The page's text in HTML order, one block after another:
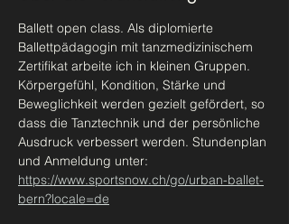
Ballett open class. Als diplomierte
Ballettpädagogin mit tanzmedizinischem
Zertifikat arbeite ich in kleinen Gruppen.
Körpergefühl, Kondition, Stärke und
Beweglichkeit werden gezielt gefördert, so
dass die Tanztechnik und der persönliche
Ausdruck verbessert werden. Stundenplan
und Anmeldung unter:
https://www.sportsnow.ch/go/urban-ballet-
bern?locale=de